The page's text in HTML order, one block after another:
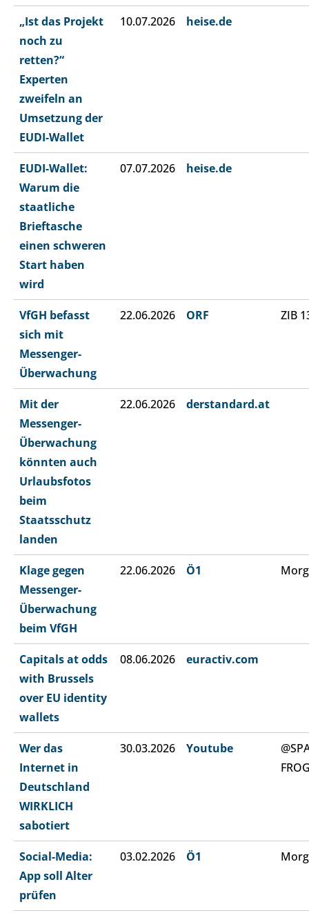
„Ist das Projekt
noch zu
retten?“
Experten
zweifeln an
Umsetzung der
EUDI-Wallet
10.07.2026 heise.de
EUDI-Wallet:
Warum die
staatliche
Brieftasche
einen schweren
Start haben
wird
07.07.2026 heise.de
VfGH befasst
sich mit
Messenger-
Überwachung
22.06.2026 ORF ZIB
Mit der
Messenger-
Überwachung
könnten auch
Urlaubsfotos
beim
Staatsschutz
landen
22.06.2026 derstandard.at
Klage gegen
Messenger-
Überwachung
beim VfGH
22.06.2026 Ö1
Capitals at odds
with Brussels
over EU identity
wallets
08.06.2026 euractiv.com
Wer das
Internet in
Deutschland
WIRKLICH
sabotiert
30.03.2026 Youtube
Social-Media:
App soll Alter
prüfen
03.02.2026 Ö1